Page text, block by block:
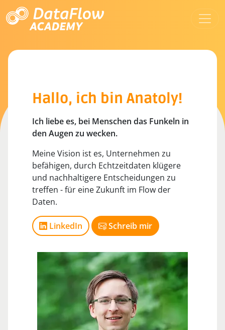
Hallo, ich bin Anatoly!
Ich liebe es, bei Menschen das Funkeln in
den Augen zu wecken.
Meine Vision ist es, Unternehmen zu
befähigen, durch Echtzeitdaten klügere
und nachhaltigere Entscheidungen zu
treffen - für eine Zukunft im Flow der
Daten.
LinkedIn Schreib mir